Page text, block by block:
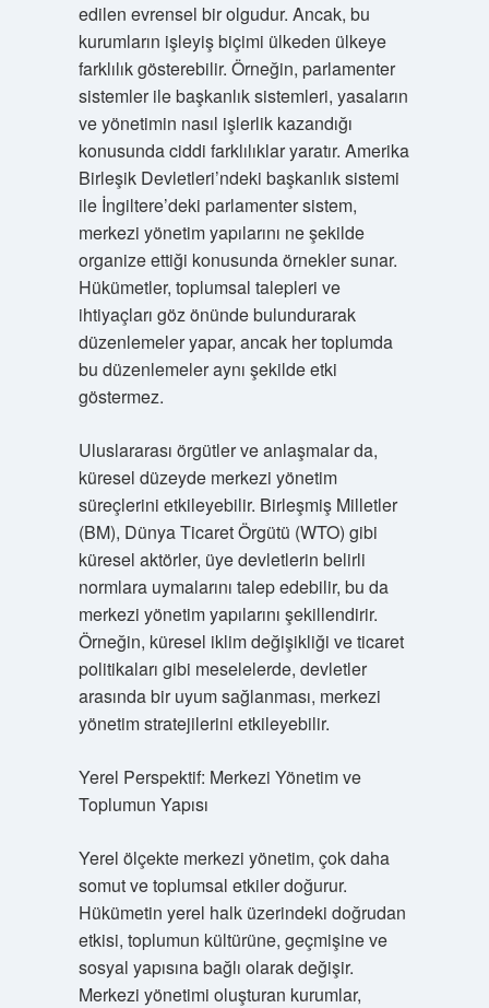
edilen evrensel bir olgudur. Ancak, bu
kurumların işleyiş biçimi ülkeden ülkeye
farklılık gösterebilir. Örneğin, parlamenter
sistemler ile başkanlık sistemleri, yasaların
ve yönetimin nasıl işlerlik kazandığı
konusunda ciddi farklılıklar yaratır. Amerika
Birleşik Devletleri’ndeki başkanlık sistemi
ile İngiltere’deki parlamenter sistem,
merkezi yönetim yapılarını ne şekilde
organize ettiği konusunda örnekler sunar.
Hükümetler, toplumsal talepleri ve
ihtiyaçları göz önünde bulundurarak
düzenlemeler yapar, ancak her toplumda
bu düzenlemeler aynı şekilde etki
göstermez.
Uluslararası örgütler ve anlaşmalar da,
küresel düzeyde merkezi yönetim
süreçlerini etkileyebilir. Birleşmiş Milletler
(BM), Dünya Ticaret Örgütü (WTO) gibi
küresel aktörler, üye devletlerin belirli
normlara uymalarını talep edebilir, bu da
merkezi yönetim yapılarını şekillendirir.
Örneğin, küresel iklim değişikliği ve ticaret
politikaları gibi meselelerde, devletler
arasında bir uyum sağlanması, merkezi
yönetim stratejilerini etkileyebilir.
Yerel Perspektif: Merkezi Yönetim ve
Toplumun Yapısı
Yerel ölçekte merkezi yönetim, çok daha
somut ve toplumsal etkiler doğurur.
Hükümetin yerel halk üzerindeki doğrudan
etkisi, toplumun kültürüne, geçmişine ve
sosyal yapısına bağlı olarak değişir.
Merkezi yönetimi oluşturan kurumlar,